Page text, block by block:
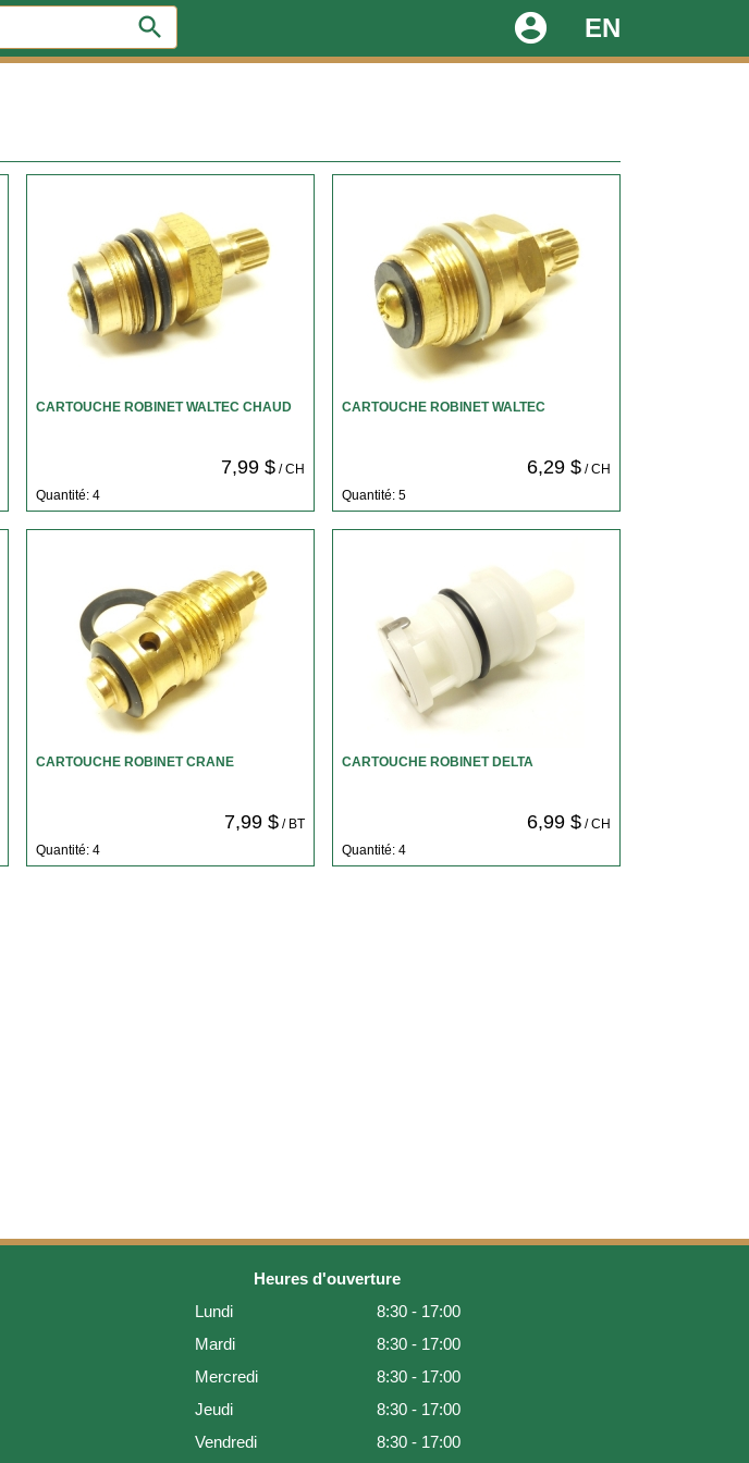
search EN
account_circle
CARTOUCHE ROBINET WALTEC CHAUD
7,99 $/ CH
Quantité: 4
CARTOUCHE ROBINET WALTEC
6,29 $/ CH
Quantité: 5
CARTOUCHE ROBINET CRANE
7,99 $/ BT
Quantité: 4
CARTOUCHE ROBINET DELTA
6,99 $/ CH
Quantité: 4
Heures d'ouverture
Lundi
8:30 - 17:00
Mardi
8:30 - 17:00
Mercredi
8:30 - 17:00
Jeudi
8:30 - 17:00
Vendredi
8:30 - 17:00